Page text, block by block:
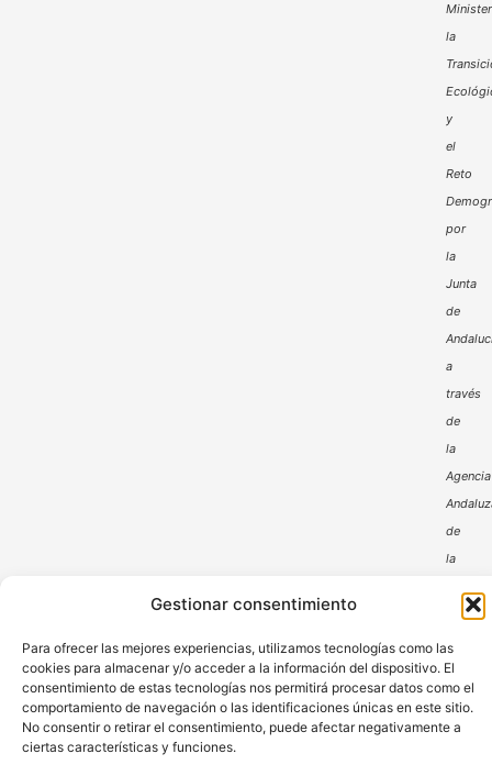
Gestionar consentimiento
Para ofrecer las mejores experiencias, utilizamos tecnologías como las
cookies para almacenar y/o acceder a la información del dispositivo. El
consentimiento de estas tecnologías nos permitirá procesar datos como el
comportamiento de navegación o las identificaciones únicas en este sitio.
No consentir o retirar el consentimiento, puede afectar negativamente a
ciertas características y funciones.
la
y
el
Reto
por
la
Junta
de
a
través
de
la
Agencia
de
la
Aviso Legal Política de Privacidad